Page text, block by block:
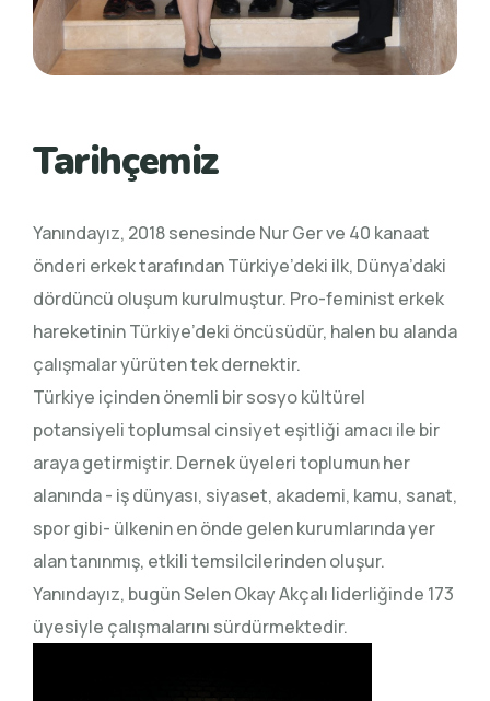
Tarihçemiz
Yanındayız, 2018 senesinde Nur Ger ve 40 kanaat
önderi erkek tarafından Türkiye’deki ilk, Dünya’daki
dördüncü oluşum kurulmuştur. Pro-feminist erkek
hareketinin Türkiye’deki öncüsüdür, halen bu alanda
çalışmalar yürüten tek dernektir.
Türkiye içinden önemli bir sosyo kültürel
potansiyeli toplumsal cinsiyet eşitliği amacı ile bir
araya getirmiştir. Dernek üyeleri toplumun her
alanında - iş dünyası, siyaset, akademi, kamu, sanat,
spor gibi- ülkenin en önde gelen kurumlarında yer
alan tanınmış, etkili temsilcilerinden oluşur.
Yanındayız, bugün Selen Okay Akçalı liderliğinde 173
üyesiyle çalışmalarını sürdürmektedir.